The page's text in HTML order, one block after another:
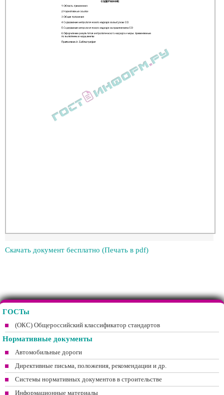
Скачать документ бесплатно (Печать в pdf)
ГОСТы
(ОКС) Общероссийский классификатор стандартов
Нормативные документы
Автомобильные дороги
Директивные письма, положения, рекомендации и др.
Системы нормативных документов в строительстве
Информационные материалы